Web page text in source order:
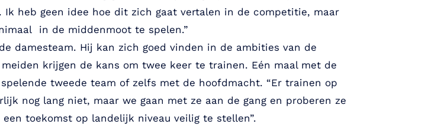
heb geen idee hoe dit zich gaat vertalen in de competitie, maar
in de middenmoot te spelen.”
damesteam. Hij kan zich goed vinden in de ambities van de
krijgen de kans om twee keer te trainen. Eén maal met de
tweede team of zelfs met de hoofdmacht. “Er trainen op
nog lang niet, maar we gaan met ze aan de gang en proberen ze
toekomst op landelijk niveau veilig te stellen”.